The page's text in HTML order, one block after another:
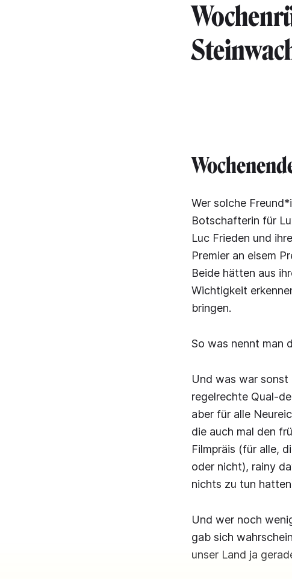
Wer solche
Botschafterin für
Luc Frieden und
Premier an eisem
Beide hätten aus
Wichtigkeit
bringen.
So was nennt man
Und was war sonst
regelrechte Qual-
aber für alle
die auch mal den
Filmpräis (für alle,
oder nicht), rainy
nichts zu tun
Und wer noch
gab sich
unser Land ja